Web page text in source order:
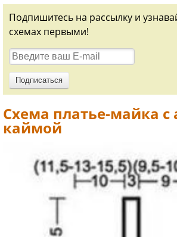
Подпишитесь на рассылку и
схемах первыми!
Схема платье-майка
каймой